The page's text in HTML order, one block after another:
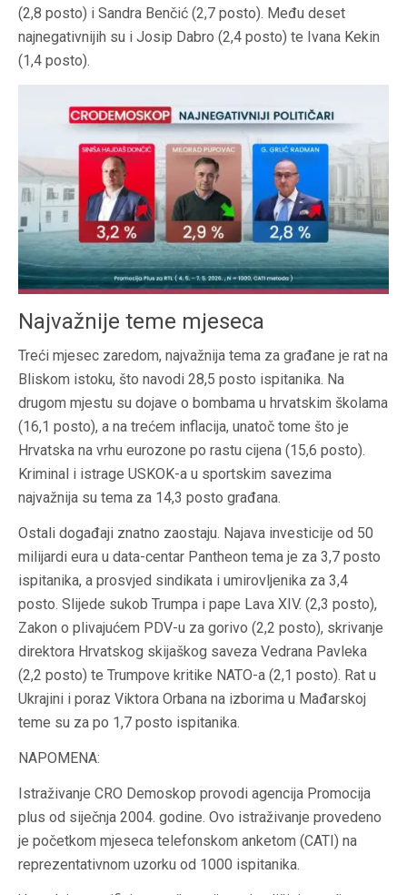
(2,8 posto) i Sandra Benčić (2,7 posto). Među deset
najnegativnijih su i Josip Dabro (2,4 posto) te Ivana Kekin
(1,4 posto).
Najvažnije teme mjeseca
Treći mjesec zaredom, najvažnija tema za građane je rat na
Bliskom istoku, što navodi 28,5 posto ispitanika. Na
drugom mjestu su dojave o bombama u hrvatskim školama
(16,1 posto), a na trećem inflacija, unatoč tome što je
Hrvatska na vrhu eurozone po rastu cijena (15,6 posto).
Kriminal i istrage USKOK-a u sportskim savezima
najvažnija su tema za 14,3 posto građana.
Ostali događaji znatno zaostaju. Najava investicije od 50
milijardi eura u data-centar Pantheon tema je za 3,7 posto
ispitanika, a prosvjed sindikata i umirovljenika za 3,4
posto. Slijede sukob Trumpa i pape Lava XIV. (2,3 posto),
Zakon o plivajućem PDV-u za gorivo (2,2 posto), skrivanje
direktora Hrvatskog skijaškog saveza Vedrana Pavleka
(2,2 posto) te Trumpove kritike NATO-a (2,1 posto). Rat u
Ukrajini i poraz Viktora Orbana na izborima u Mađarskoj
teme su za po 1,7 posto ispitanika.
NAPOMENA:
Istraživanje CRO Demoskop provodi agencija Promocija
plus od siječnja 2004. godine. Ovo istraživanje provedeno
je početkom mjeseca telefonskom anketom (CATI) na
reprezentativnom uzorku od 1000 ispitanika.